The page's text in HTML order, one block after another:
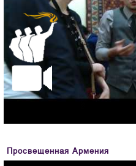
Просвещенная Армения